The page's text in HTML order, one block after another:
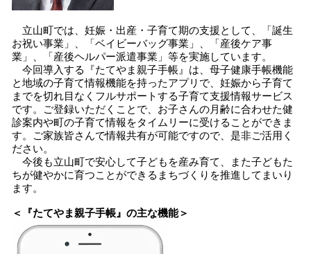
立山町では、妊娠・出産・子育て期の支援として、「誕生
お祝い事業」、「ベイビーバッグ事業」、「産後ケア事
業」、「産後ヘルパー派遣事業」等を実施しています。
今回導入する『たてやま親子手帳』は、母子健康手帳機能
と地域の子育て情報機能を持ったアプリで、妊娠から子育て
までを切れ目なくフルサポートする子育て支援情報サービス
です。ご登録いただくことで、お子さんの月齢に合わせた健
診案内や町の子育て情報をタイムリーに受けることができま
す。ご家族皆さんで情報共有が可能ですので、是非ご活用く
ださい。
今後も立山町で安心して子どもを産み育て、また子どもた
ちが健やかに育つことができるまちづくりを推進してまいり
ます。
＜『たてやま親子手帳』の主な機能＞